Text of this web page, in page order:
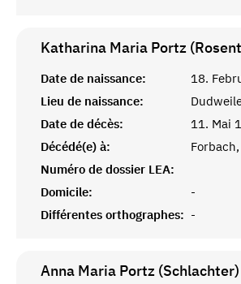
Katharina Maria Portz
Date de naissance:
18.
Lieu de naissance:
Date de décès:
11. Mai
Décédé(e) à:
Numéro de dossier LEA:
Domicile:
-
Différentes orthographes: -
Anna Maria Portz (Schlachter)